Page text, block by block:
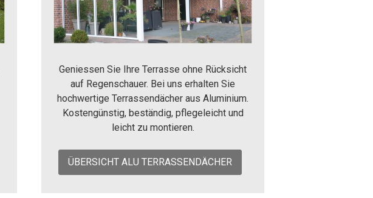
Geniessen Sie Ihre Terrasse ohne Rücksicht
auf Regenschauer. Bei uns erhalten Sie
hochwertige Terrassendächer aus Aluminium.
Kostengünstig, beständig, pflegeleicht und
leicht zu montieren.
ÜBERSICHT ALU TERRASSENDÄCHER